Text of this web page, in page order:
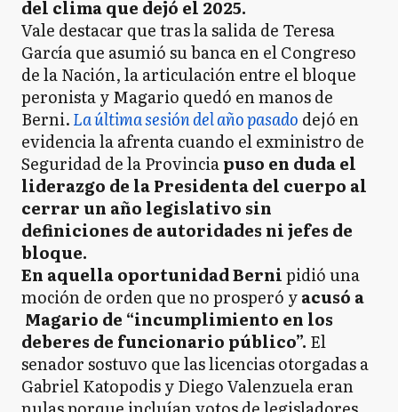
del clima que dejó el 2025.
Vale destacar que tras la salida de Teresa
García que asumió su banca en el Congreso
de la Nación, la articulación entre el bloque
peronista y Magario quedó en manos de
Berni.La última sesión del año pasado dejó en
evidencia la afrenta cuando el exministro de
Seguridad de la Provinciapuso en duda el
liderazgo de la Presidenta del cuerpo al
cerrar un año legislativo sin
definiciones de autoridades ni jefes de
bloque.
En aquella oportunidad Bernipidió una
moción de orden que no prosperó yacusó a
Magario de “incumplimiento en los
deberes de funcionario público”. El
senador sostuvo que las licencias otorgadas a
Gabriel Katopodis y Diego Valenzuela eran